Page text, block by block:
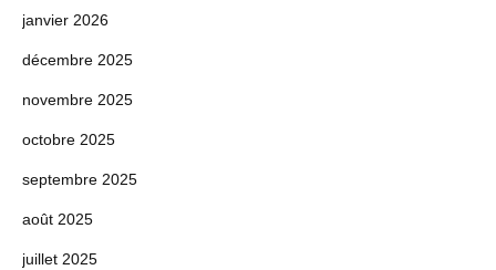
janvier 2026
décembre 2025
novembre 2025
octobre 2025
septembre 2025
août 2025
juillet 2025